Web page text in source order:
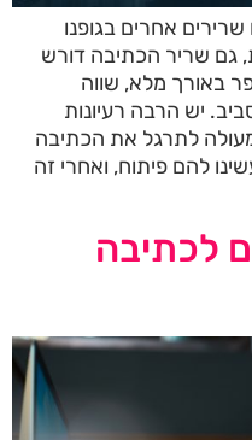
אחרים בגופנו
גם שריר הכתיבה דורש
באורך מלא, שווה
יש הרבה רעיונות
לתרגל את הכתיבה
להם פיתוח, ואחרי זה
לכתיבה